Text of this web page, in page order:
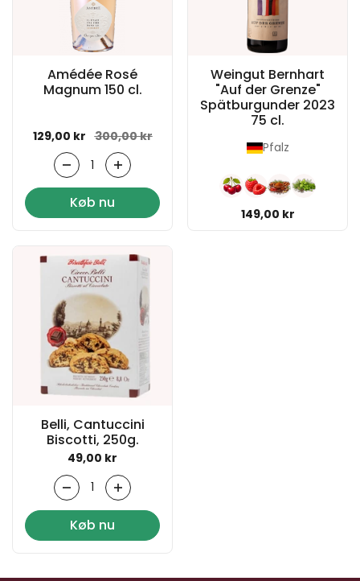
Amédée Rosé
Magnum 150 cl.
Normal pris
129,00 kr Udsalgspris
300,00 kr
Antal
Køb nu
Weingut Bernhart
"Auf der Grenze"
Spätburgunder 2023
75 cl.
Pfalz
Normal pris
149,00 kr
Belli, Cantuccini
Biscotti, 250g.
Normal pris
49,00 kr
Antal
Køb nu